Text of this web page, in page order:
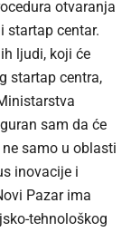
otvaranja
startap centar.
ljudi, koji će
startap centra,
sam da će
samo u oblasti
inovacije i
Pazar ima
tehnološkog